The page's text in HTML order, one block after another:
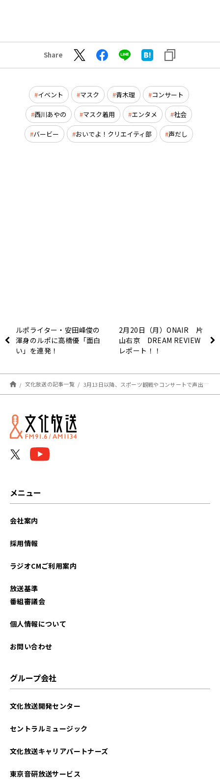
Share
イベント マスク 青木理 コンサート
西川あやの マスク着用 エンタメ 社会
バービー おいでよ！クリエイティ部 声だし
ルポライター・安田峰俊の
渾身のルポに高橋優「面白
い」を連発！
2月20日（月）ONAIR 片
山右京 DREAM REVIEW
レポート！！
文化放送の記事一覧 3月13日以降、スポーツ観戦やコンサートで声出し解禁か？
メニュー
会社案内
採用情報
ラジオCMご利用案内
放送基準
番組審議会
個人情報について
お問い合わせ
グループ会社
文化放送開発センター
セントラルミュージック
文化放送キャリアパートナーズ
東京音研放送サービス